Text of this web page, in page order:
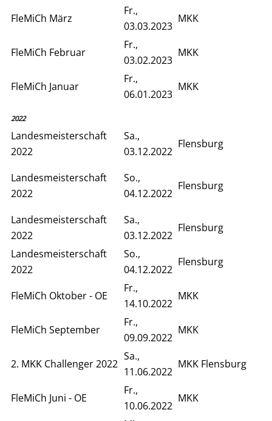
FleMiCh März
Fr.,
03.03.2023
MKK
FleMiCh Februar
Fr.,
03.02.2023
MKK
FleMiCh Januar
Fr.,
06.01.2023
MKK
2022
Landesmeisterschaft
2022
Sa.,
03.12.2022
Flensburg
Landesmeisterschaft
2022
So.,
04.12.2022
Flensburg
Landesmeisterschaft
2022
Sa.,
03.12.2022
Flensburg
Landesmeisterschaft
2022
So.,
04.12.2022
Flensburg
FleMiCh Oktober - OE
Fr.,
14.10.2022
MKK
FleMiCh September
Fr.,
09.09.2022
MKK
2. MKK Challenger 2022
Sa.,
11.06.2022
MKK Flensburg
FleMiCh Juni - OE
Fr.,
10.06.2022
MKK